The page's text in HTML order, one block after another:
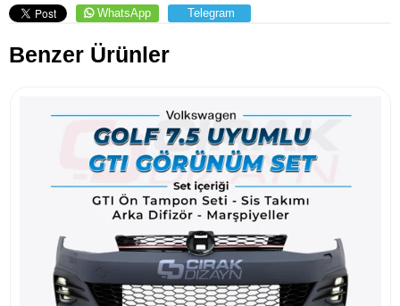
WhatsApp Telegram
Benzer Ürünler